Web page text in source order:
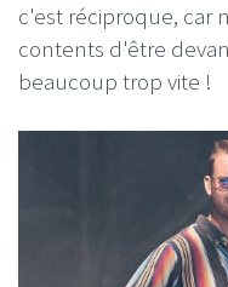
c'est réciproque, car
contents d'être
beaucoup trop vite !